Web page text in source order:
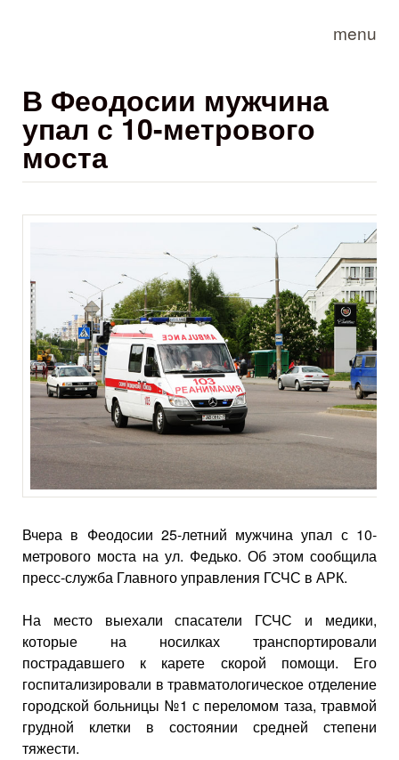
menu
В Феодосии мужчина
упал с 10-метрового
моста
Вчера в Феодосии 25-летний мужчина упал с 10-
метрового моста на ул. Федько. Об этом сообщила
пресс-служба Главного управления ГСЧС в АРК.
На место выехали спасатели ГСЧС и медики,
которые на носилках транспортировали
пострадавшего к карете скорой помощи. Его
госпитализировали в травматологическое отделение
городской больницы №1 с переломом таза, травмой
грудной клетки в состоянии средней степени
тяжести.